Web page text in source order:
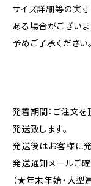
サイズ詳細等の実
ある場合がございま
予めご了承ください。
発着期間：ご注文を
発送致します。
発送後はお客様に
発送通知メールご
（★年末年始・大型